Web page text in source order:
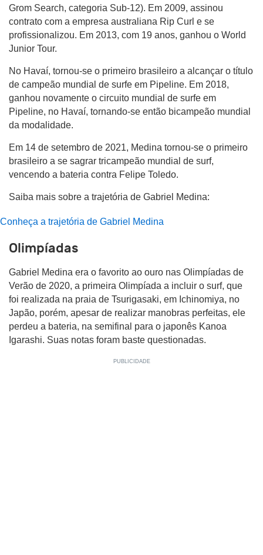
Grom Search, categoria Sub-12). Em 2009, assinou
contrato com a empresa australiana Rip Curl e se
profissionalizou. Em 2013, com 19 anos, ganhou o World
Junior Tour.
No Havaí, tornou-se o primeiro brasileiro a alcançar o título
de campeão mundial de surfe em Pipeline. Em 2018,
ganhou novamente o circuito mundial de surfe em
Pipeline, no Havaí, tornando-se então bicampeão mundial
da modalidade.
Em 14 de setembro de 2021, Medina tornou-se o primeiro
brasileiro a se sagrar tricampeão mundial de surf,
vencendo a bateria contra Felipe Toledo.
Saiba mais sobre a trajetória de Gabriel Medina:
Conheça a trajetória de Gabriel Medina
Olimpíadas
Gabriel Medina era o favorito ao ouro nas Olimpíadas de
Verão de 2020, a primeira Olimpíada a incluir o surf, que
foi realizada na praia de Tsurigasaki, em Ichinomiya, no
Japão, porém, apesar de realizar manobras perfeitas, ele
perdeu a bateria, na semifinal para o japonês Kanoa
Igarashi. Suas notas foram baste questionadas.